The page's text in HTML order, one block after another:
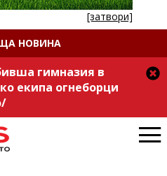
[затвори]
НОВИНА
гимназия в
екипа огнеборци